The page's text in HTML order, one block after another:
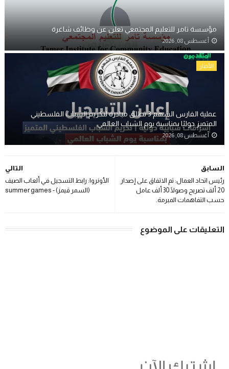
مؤسسة تامر للتعليم المجتمعي تعلن عن وظائف شاغرة
أغسطس 08, 2026
الأخبار
عملية الفارس الشهم 3 تطلق مبادرة لتكريم الشباب الفلسطيني
المتميز دوليًا بمناسبة يوم الشباب العالمي
أغسطس 08, 2026
التالي
الأونروا: رابط التسجيل في ألعاب الصيف
(السمر قيمز) - summer games
السابق
رئيس اتحاد العمال: تم الاتفاق على إصدار
20 ألف تصريح وصولًا 30 ألف عامل
حسب التفاهمات المبرمة.
التعليقات على الموضوع